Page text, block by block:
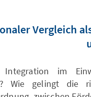
Vergleich
im
Wie gelingt die